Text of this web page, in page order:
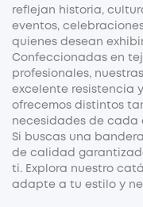
reflejan historia,
eventos,
quienes desean
Confeccionadas en
profesionales,
excelente resistencia
ofrecemos distintos
necesidades de cada
Si buscas una
de calidad
ti. Explora nuestro
adapte a tu estilo y